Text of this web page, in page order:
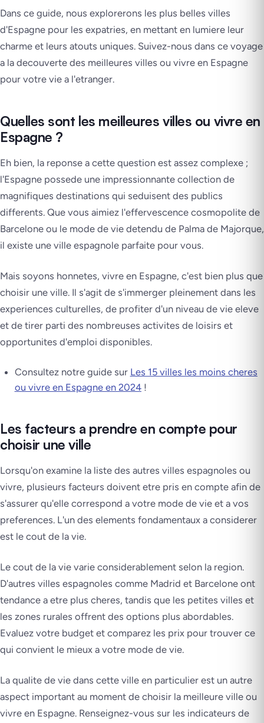
Dans ce guide, nous explorerons les plus belles villes
d'Espagne pour les expatries, en mettant en lumiere leur
charme et leurs atouts uniques. Suivez-nous dans ce voyage
a la decouverte des meilleures villes ou vivre en Espagne
pour votre vie a l'etranger.
Quelles sont les meilleures villes ou vivre en
Espagne ?
Eh bien, la reponse a cette question est assez complexe ;
l'Espagne possede une impressionnante collection de
magnifiques destinations qui seduisent des publics
differents. Que vous aimiez l'effervescence cosmopolite de
Barcelone ou le mode de vie detendu de Palma de Majorque,
il existe une ville espagnole parfaite pour vous.
Mais soyons honnetes, vivre en Espagne, c'est bien plus que
choisir une ville. Il s'agit de s'immerger pleinement dans les
experiences culturelles, de profiter d'un niveau de vie eleve
et de tirer parti des nombreuses activites de loisirs et
opportunites d'emploi disponibles.
Consultez notre guide sur Les 15 villes les moins cheres
ou vivre en Espagne en 2024!
Les facteurs a prendre en compte pour
choisir une ville
Lorsqu'on examine la liste des autres villes espagnoles ou
vivre, plusieurs facteurs doivent etre pris en compte afin de
s'assurer qu'elle correspond a votre mode de vie et a vos
preferences. L'un des elements fondamentaux a considerer
est le cout de la vie.
Le cout de la vie varie considerablement selon la region.
D'autres villes espagnoles comme Madrid et Barcelone ont
tendance a etre plus cheres, tandis que les petites villes et
les zones rurales offrent des options plus abordables.
Evaluez votre budget et comparez les prix pour trouver ce
qui convient le mieux a votre mode de vie.
La qualite de vie dans cette ville en particulier est un autre
aspect important au moment de choisir la meilleure ville ou
vivre en Espagne. Renseignez-vous sur les indicateurs de